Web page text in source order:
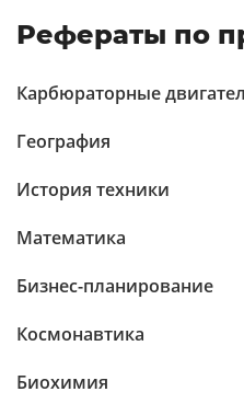
Рефераты по
Карбюраторные
География
История техники
Математика
Бизнес-планирование
Космонавтика
Биохимия